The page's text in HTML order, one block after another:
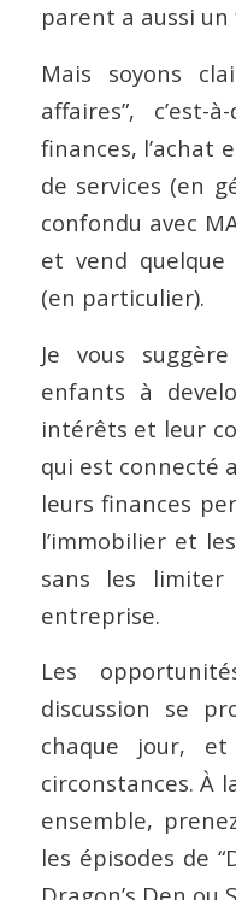
parent a aussi
Mais soyons
affaires”,
finances, l’achat
de services (en
confondu avec
et vend
(en particulier).
Je vous
enfants à
intérêts et leur
qui est connecté
leurs finances
l’immobilier et
sans les
entreprise.
Les
discussion se
chaque jour,
circonstances. À
ensemble,
les épisodes de